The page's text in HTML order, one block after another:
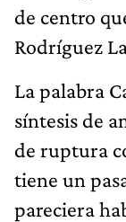
de centro
Rodríguez
La palabra
síntesis de
de ruptura
tiene un
pareciera